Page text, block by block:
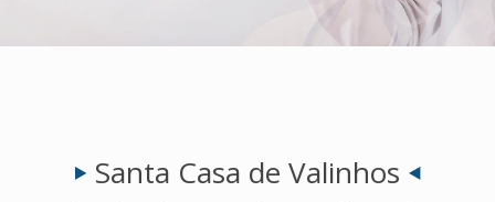
Santa Casa de Valinhos